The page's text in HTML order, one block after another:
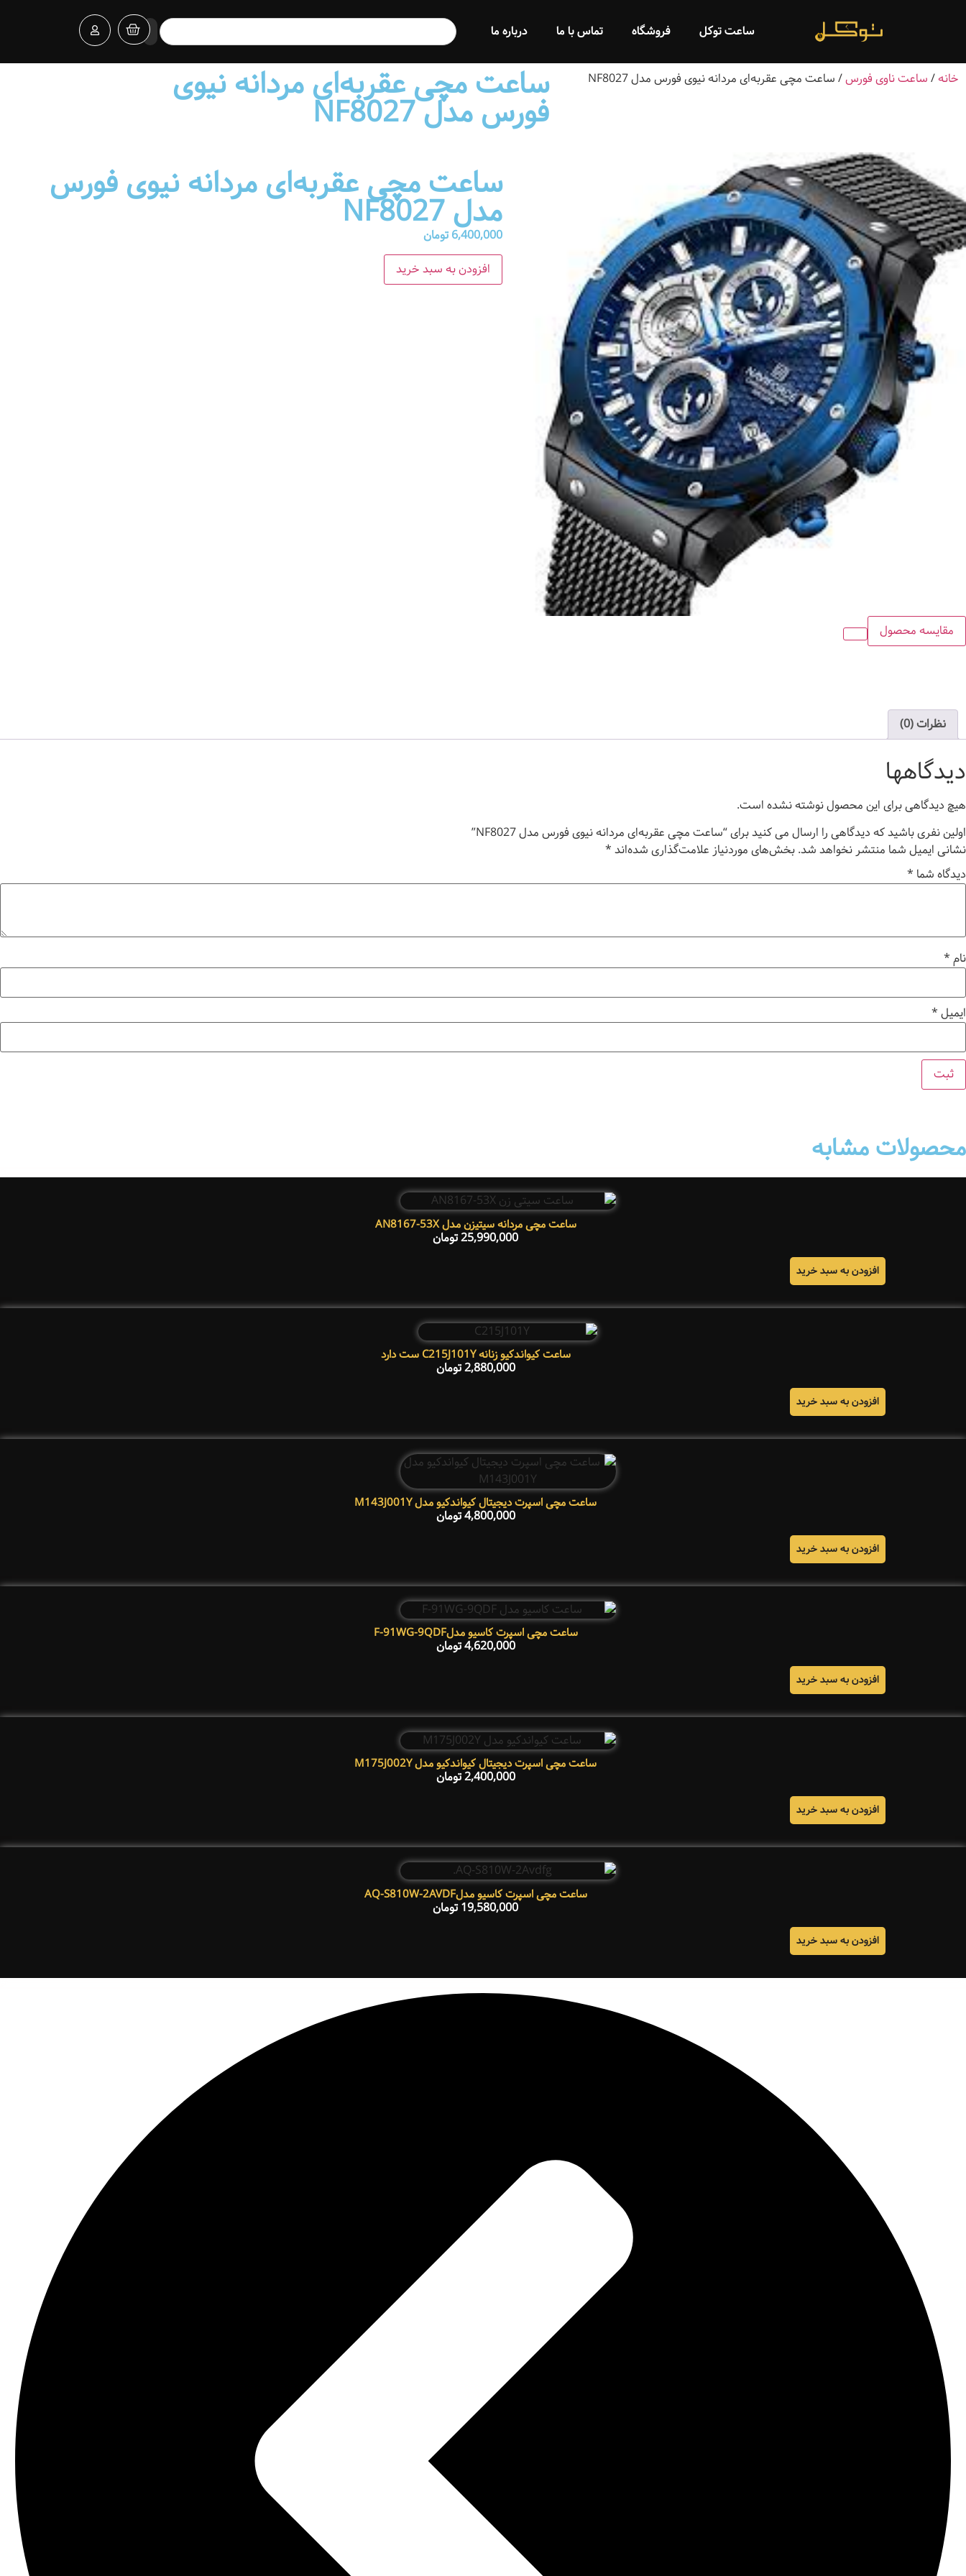
ساعت توکل فروشگاه تماس با ما درباره ما
خانه/ ساعت ناوی فورس/ ساعت مچی عقربه‌ای مردانه نیوی فورس مدل NF8027 ساعت مچی عقربه‌ای مردانه نیوی
فورس مدل NF8027
مقایسه محصول
ساعت مچی عقربه‌ای مردانه نیوی فورس
مدل NF8027
6,400,000 تومان
افزودن به سبد خرید
نظرات (0)
دیدگاهها
هیچ دیدگاهی برای این محصول نوشته نشده است.
اولین نفری باشید که دیدگاهی را ارسال می کنید برای “ساعت مچی عقربه‌ای مردانه نیوی فورس مدل NF8027”
نشانی ایمیل شما منتشر نخواهد شد. بخش‌های موردنیاز علامت‌گذاری شده‌اند *
دیدگاه شما *
نام *
ایمیل *
محصولات مشابه
ساعت مچی مردانه سیتیزن مدل AN8167-53X
25,990,000تومان
افزودن به سبد خرید
ساعت کیواندکیو زنانه C215J101Y ست دارد
2,880,000تومان
افزودن به سبد خرید
ساعت مچی اسپرت دیجیتال کیواندکیو مدل M143J001Y
4,800,000تومان
افزودن به سبد خرید
ساعت مچی اسپرت کاسیو مدلF-91WG-9QDF
4,620,000تومان
افزودن به سبد خرید
ساعت مچی اسپرت دیجیتال کیواندکیو مدل M175J002Y
2,400,000تومان
افزودن به سبد خرید
ساعت مچی اسپرت کاسیو مدلAQ-S810W-2AVDF
19,580,000 تومان
افزودن به سبد خرید